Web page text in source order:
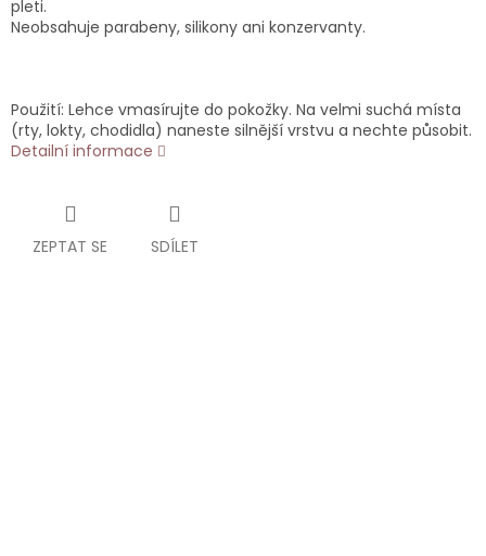
pleti.
Neobsahuje parabeny, silikony ani konzervanty.
Použití: Lehce vmasírujte do pokožky. Na velmi suchá místa
(rty, lokty, chodidla) naneste silnější vrstvu a nechte působit.
Detailní informace
ZEPTAT SE SDÍLET